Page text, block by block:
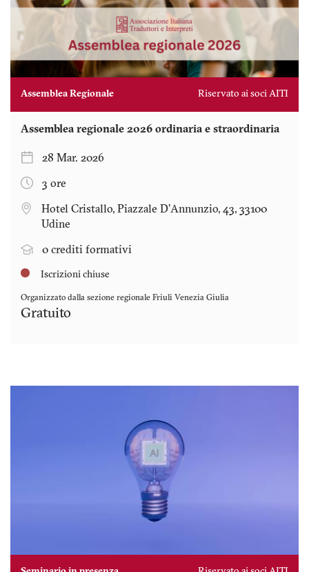
Assemblea Regionale Riservato ai soci AITI
Assemblea regionale 2026 ordinaria e straordinaria
28 Mar. 2026
3 ore
Hotel Cristallo, Piazzale D'Annunzio, 43, 33100
Udine
0 crediti formativi
Iscrizioni chiuse
Organizzato dalla sezione regionale Friuli Venezia Giulia
Gratuito